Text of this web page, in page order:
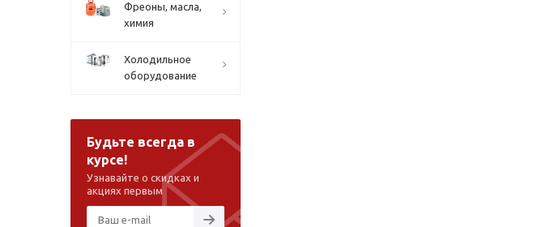
Фреоны, масла,
химия
Холодильное
оборудование
Будьте всегда в
курсе!
Узнавайте о скидках и
акциях первым